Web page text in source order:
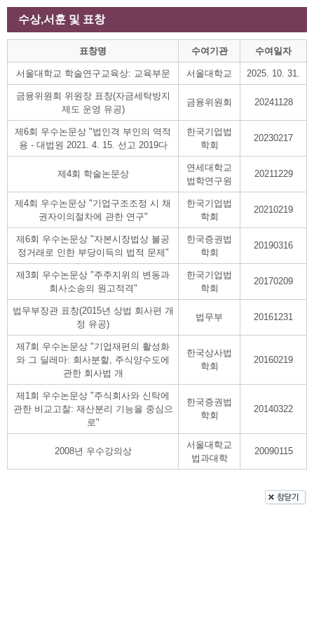
수상,서훈 및 표창
표창명 수여기관 수여일자
서울대학교 학술연구교육상: 교육부문 서울대학교 2025. 10. 31.
금융위원회 위원장 표창(자금세탁방지
제도 운영 유공)
금융위원회 20241128
제6회 우수논문상 "법인격 부인의 역적
용 - 대법원 2021. 4. 15. 선고 2019다
한국기업법
학회
20230217
제4회 학술논문상
연세대학교
법학연구원
20211229
제4회 우수논문상 "기업구조조정 시 채
권자이의절차에 관한 연구"
한국기업법
학회
20210219
제6회 우수논문상 "자본시장법상 불공
정거래로 인한 부당이득의 법적 문제"
한국증권법
학회
20190316
제3회 우수논문상 "주주지위의 변동과
회사소송의 원고적격"
한국기업법
학회
20170209
법무부장관 표창(2015년 상법 회사편 개
정 유공)
법무부 20161231
제7회 우수논문상 "기업재편의 활성화
와 그 딜레마: 회사분할, 주식양수도에
관한 회사법 개
한국상사법
학회
20160219
제1회 우수논문상 "주식회사와 신탁에
관한 비교고찰: 재산분리 기능을 중심으
로"
한국증권법
학회
20140322
2008년 우수강의상
서울대학교
법과대학
20090115